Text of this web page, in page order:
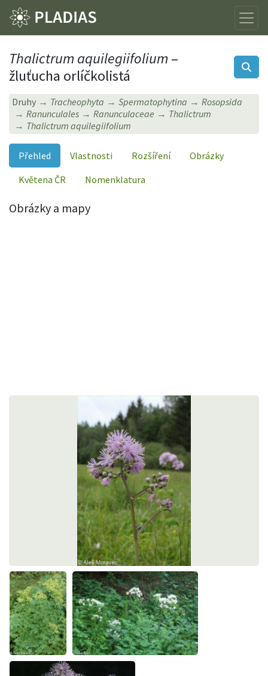
Thalictrum aquilegiifolium –
žluťucha orlíčkolistá
Druhy Tracheophyta Spermatophytina
Rosopsida
Ranunculales
Ranunculaceae
Thalictrum
Thalictrum aquilegiifolium
Přehled Vlastnosti Rozšíření
Obrázky
Květena ČR
Nomenklatura
Obrázky a mapy